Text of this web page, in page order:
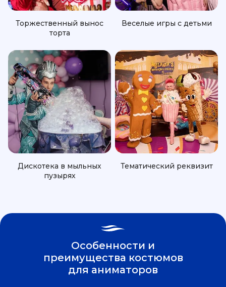
Торжественный вынос
торта
Веселые игры с детьми
Дискотека в мыльных
пузырях
Тематический реквизит
Особенности и
преимущества костюмов
для аниматоров